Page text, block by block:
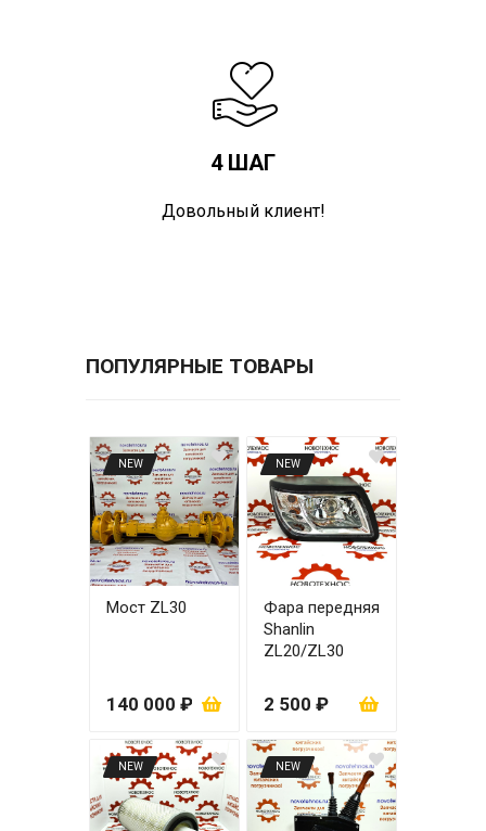
4 ШАГ
Довольный клиент!
ПОПУЛЯРНЫЕ ТОВАРЫ
NEW
Мост ZL30
140 000 ₽
NEW
Фара передняя
Shanlin
ZL20/ZL30
2 500 ₽
NEW NEW